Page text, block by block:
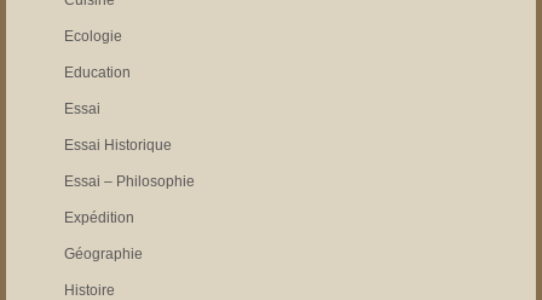
Ecologie
Education
Essai
Essai Historique
Essai – Philosophie
Expédition
Géographie
Histoire